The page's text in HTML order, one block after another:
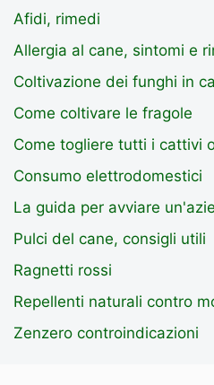
Afidi, rimedi
Allergia al cane, sintomi e
Coltivazione dei funghi in
Come coltivare le fragole
Come togliere tutti i cattivi
Consumo elettrodomestici
La guida per avviare
Pulci del cane, consigli utili
Ragnetti rossi
Repellenti naturali contro
Zenzero controindicazioni